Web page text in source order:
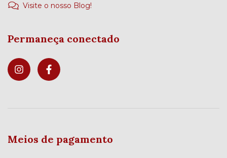
Visite o nosso Blog!
Permaneça conectado
Meios de pagamento